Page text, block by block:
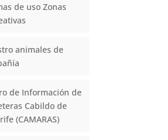
de uso Zonas
animales de
de Información de
Cabildo de
(CAMARAS)